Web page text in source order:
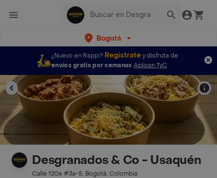
Bogotá
¿Nuevo en Rappi? Regístratey disfruta de
envíos gratis por semanas Aplican TyC
Desgranados & Co - Usaquén
Calle 120a #3a-5, Bogotá, Colombia